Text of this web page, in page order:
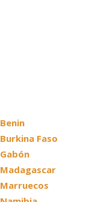
Benin
Burkina Faso
Gabón
Madagascar
Marruecos